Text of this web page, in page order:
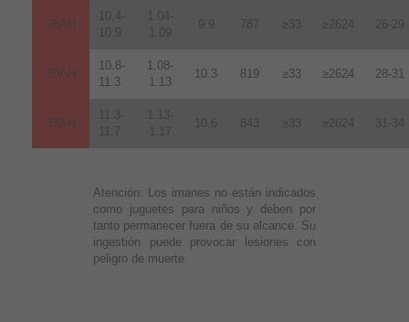
28AH
10.4-
10.9
1.04-
1.09
9.9 787 ≥33 ≥2624 26-29
30AH
10.8-
11.3
1.08-
1.13
10.3 819 ≥33 ≥2624 28-31
33AH
11.3-
11.7
1.13-
1.17
10.6 843 ≥33 ≥2624 31-34
Atención: Los imanes no están indicados
como juguetes para niños y deben por
tanto permanecer fuera de su alcance. Su
ingestión puede provocar lesiones con
peligro de muerte.